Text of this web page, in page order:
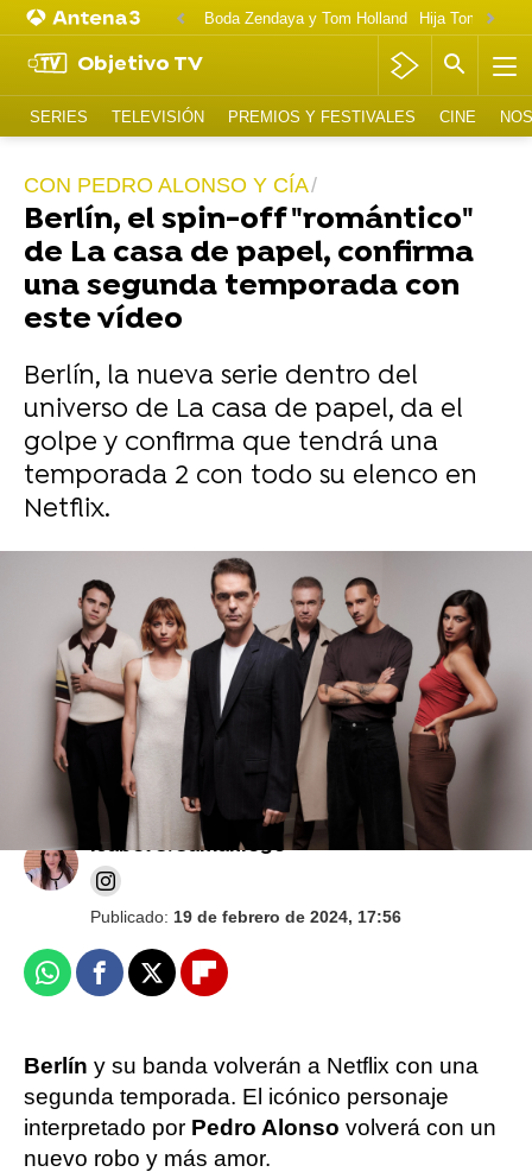
Boda Zendaya y Tom Holland Hija Tom
Objetivo TV
SERIES TELEVISIÓN PREMIOS Y FESTIVALES CINE
CON PEDRO ALONSO Y CÍA
Berlín, el spin-off "romántico"
de La casa de papel, confirma
una segunda temporada con
este vídeo
Berlín, la nueva serie dentro del
universo de La casa de papel, da el
golpe y confirma que tendrá una
temporada 2 con todo su elenco en
Netflix.
Entrevista a los protagonistas de Berlín, que
da un giro radical a La Casa de Papel:
"Recuperamos la comedia romántica y luego
la matamos"
Isabel S. Samaniego
Publicado: 19 de febrero de 2024, 17:56
WhatsappFacebook
X Flipboard
Berlín y su banda volverán a Netflix con una
segunda temporada. El icónico personaje
interpretado por Pedro Alonso volverá con un
nuevo robo y más amor.